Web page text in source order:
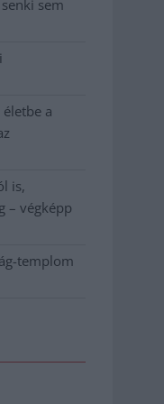
sem
a
is,
– végképp
templom